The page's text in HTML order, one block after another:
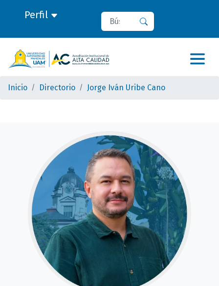
Perfil Buscar
Inicio Directorio Jorge Iván Uribe Cano